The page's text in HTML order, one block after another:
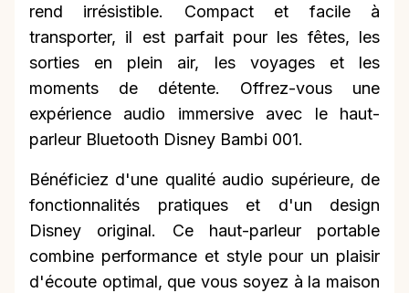
rend irrésistible. Compact et facile à
transporter, il est parfait pour les fêtes, les
sorties en plein air, les voyages et les
moments de détente. Offrez-vous une
expérience audio immersive avec le haut-
parleur Bluetooth Disney Bambi 001.
Bénéficiez d'une qualité audio supérieure, de
fonctionnalités pratiques et d'un design
Disney original. Ce haut-parleur portable
combine performance et style pour un plaisir
d'écoute optimal, que vous soyez à la maison